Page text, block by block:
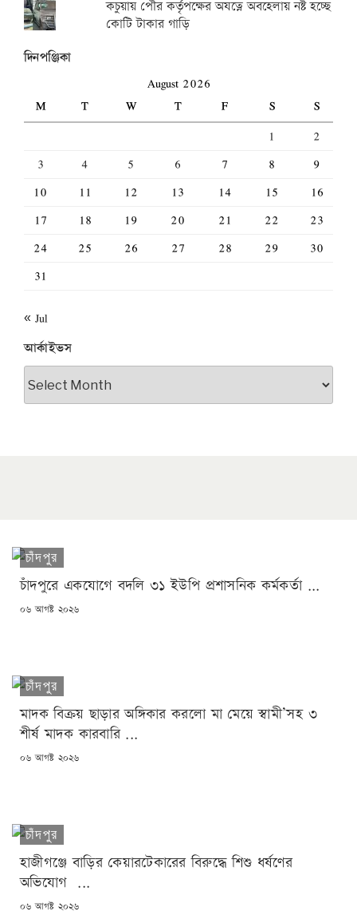
কচুয়ায় পৌর কর্তৃপক্ষের অযত্নে অবহেলায় নষ্ট হচ্ছে
কোটি টাকার গাড়ি
দিনপঞ্জিকা
August 2026
M
T W T F S
S
1
2
3
4 5 6 7 8
9
10
11 12 13 14 15
16
17
18 19 20 21 22
23
24
25 26 27 28 29
30
31
« Jul
আর্কাইভস
আর্কাইভস
চাঁদপুর
চাঁদপুরে একযোগে বদলি ৩১ ইউপি প্রশাসনিক কর্মকর্তা ...
POSTED
০৬ আগষ্ট ২০২৬
চাঁদপুর
মাদক বিক্রয় ছাড়ার অঙ্গিকার করলো মা মেয়ে স্বামী’সহ ৩
শীর্ষ মাদক কারবারি ...
POSTED
০৬ আগষ্ট ২০২৬
চাঁদপুর
হাজীগঞ্জে বাড়ির কেয়ারটেকারের বিরুদ্ধে শিশু ধর্ষণের
অভিযোগ ...
POSTED
০৬ আগষ্ট ২০২৬